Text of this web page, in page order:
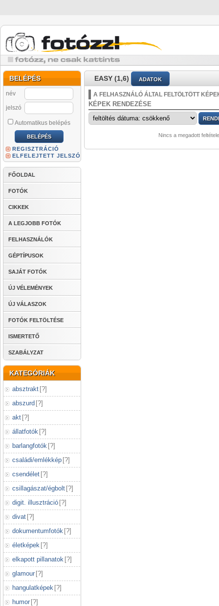
BELÉPÉS
név
jelszó
Automatikus belépés
REGISZTRÁCIÓ
ELFELEJTETT JELSZÓ
FŐOLDAL
FOTÓK
CIKKEK
A LEGJOBB FOTÓK
FELHASZNÁLÓK
GÉPTÍPUSOK
SAJÁT FOTÓK
ÚJ VÉLEMÉNYEK
ÚJ VÁLASZOK
FOTÓK FELTÖLTÉSE
ISMERTETŐ
SZABÁLYZAT
KATEGÓRIÁK
absztrakt [?]
abszurd [?]
akt [?]
állatfotók [?]
barlangfotók [?]
családi/emlékkép [?]
csendélet [?]
csillagászat/égbolt [?]
digit. illusztráció [?]
divat [?]
dokumentumfotók [?]
életképek [?]
elkapott pillanatok [?]
glamour [?]
hangulatképek [?]
humor [?]
EASY (1,6) ADATOK
A FELHASZNÁLÓ ÁLTAL FELTÖLTÖTT
KÉPEK RENDEZÉSE
Nincs a megadott